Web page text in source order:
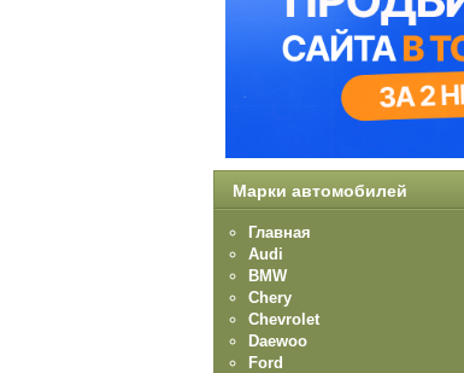
Марки автомобилей
Главная
Audi
BMW
Chery
Chevrolet
Daewoo
Ford